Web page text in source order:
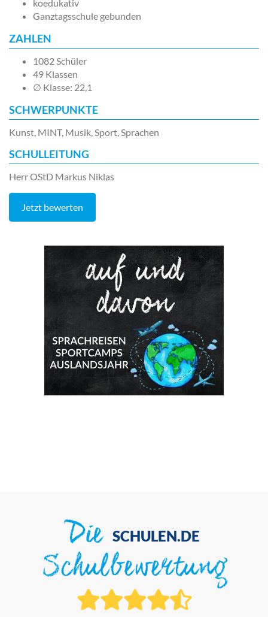
koedukativ
Ganztagsschule gebunden
ZAHLEN
1082 Schüler
49 Klassen
∅ Klasse: 22,1
SCHWERPUNKTE
Kunst, MINT, Musik, Sport, Sprachen
SCHULLEITUNG
Herr OStD Markus Niklas
Jetzt bewerten
Die SCHULEN.DE
Schulbewertung